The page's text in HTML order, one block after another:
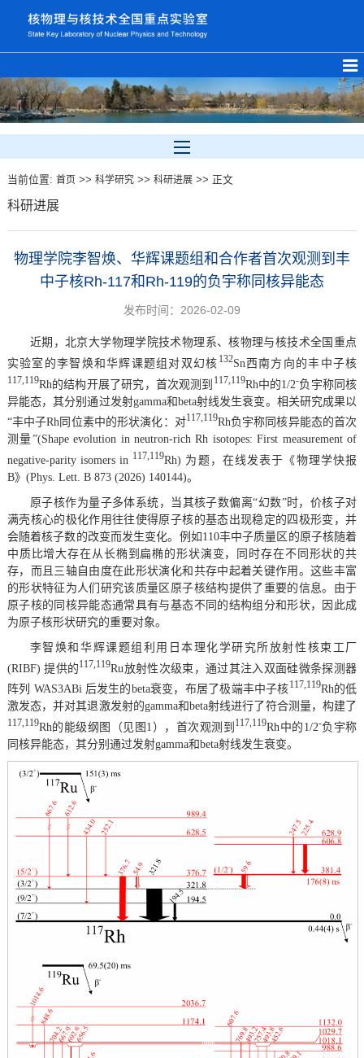
当前位置: 首页>> 科学研究>> 科研进展>> 正文
科研进展
物理学院李智焕、华辉课题组和合作者首次观测到丰
中子核Rh-117和Rh-119的负宇称同核异能态
发布时间：2026-02-09
近期，北京大学物理学院技术物理系、核物理与核技术全国重点
实验室的李智焕和华辉课题组对双幻核 132Sn西南方向的丰中子核
117,119Rh的结构开展了研究，首次观测到 117,119Rh中的1/2-负宇称同核
异能态，其分别通过发射gamma和beta射线发生衰变。相关研究成果以
“丰中子Rh同位素中的形状演化：对117,119Rh负宇称同核异能态的首次
测量”(Shape evolution in neutron-rich Rh isotopes: First measurement of
negative-parity isomers in 117,119Rh) 为题，在线发表于《物理学快报
B》(Phys. Lett. B 873 (2026) 140144)。
原子核作为量子多体系统，当其核子数偏离“幻数”时，价核子对
满壳核心的极化作用往往使得原子核的基态出现稳定的四极形变，并
会随着核子数的改变而发生变化。例如110丰中子质量区的原子核随着
中质比增大存在从长椭到扁椭的形状演变，同时存在不同形状的共
存，而且三轴自由度在此形状演化和共存中起着关键作用。这些丰富
的形状特征为人们研究该质量区原子核结构提供了重要的信息。由于
原子核的同核异能态通常具有与基态不同的结构组分和形状，因此成
为原子核形状研究的重要对象。
李智焕和华辉课题组利用日本理化学研究所放射性核束工厂
(RIBF) 提供的117,119Ru放射性次级束，通过其注入双面硅微条探测器
阵列 WAS3ABi 后发生的beta衰变，布居了极端丰中子核117,119Rh的低
激发态，并对其退激发射的gamma和beta射线进行了符合测量，构建了
117,119Rh的能级纲图（见图1），首次观测到 117,119Rh中的1/2-负宇称
同核异能态，其分别通过发射gamma和beta射线发生衰变。